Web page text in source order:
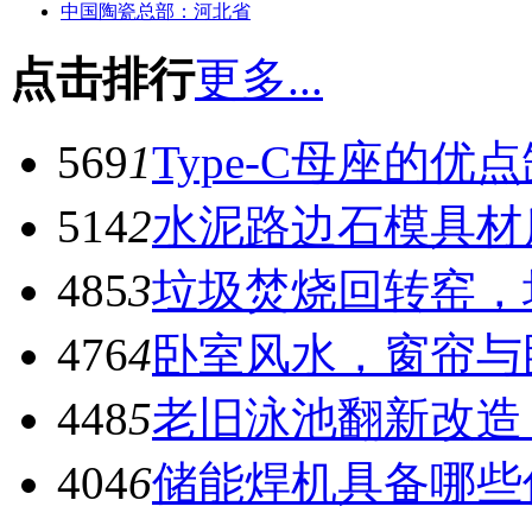
中国陶瓷总部：河北省
点击排行更多...
5691Type-C母座的优
5142水泥路边石模具
4853垃圾焚烧回转窑
4764卧室风水，窗帘
4485老旧泳池翻新改
4046储能焊机具备哪